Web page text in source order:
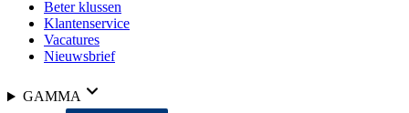
Beter klussen
Klantenservice
Vacatures
Nieuwsbrief
GAMMA